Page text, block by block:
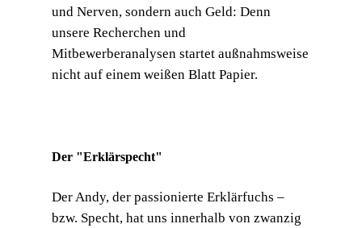
und Nerven, sondern auch Geld: Denn
unsere Recherchen und
Mitbewerberanalysen startet außnahmsweise
nicht auf einem weißen Blatt Papier.
Der "Erklärspecht"
Der Andy, der passionierte Erklärfuchs –
bzw. Specht, hat uns innerhalb von zwanzig